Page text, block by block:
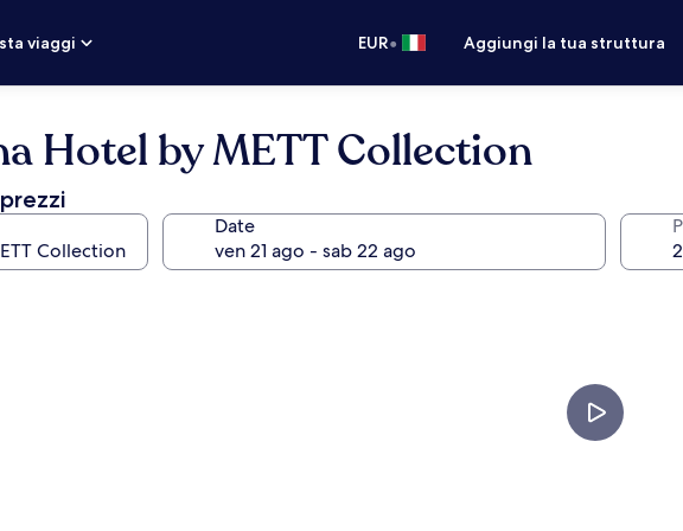
viaggi
EUR• Aggiungi la tua struttura
Hotel by METT Collection
Date